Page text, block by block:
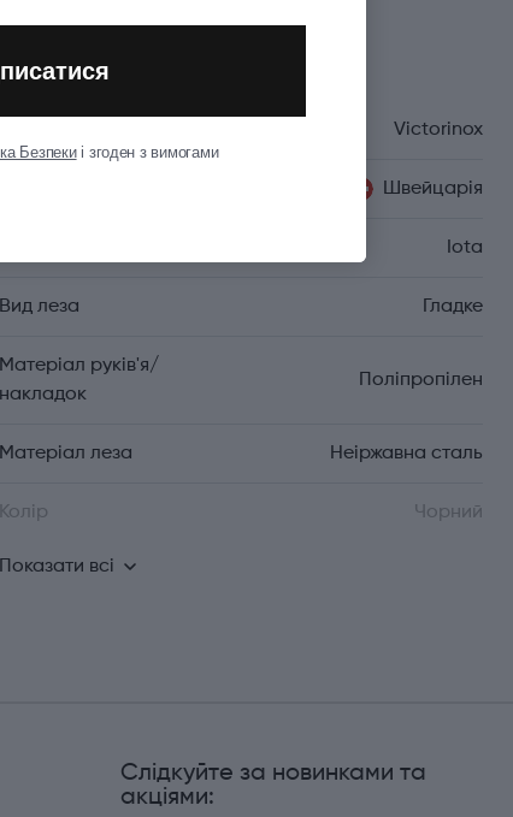
Характеристики
Victorinox
Швейцарія
Iota
Вид леза Гладке
Матеріал руків'я/
накладок
Поліпропілен
Матеріал леза Неіржавна сталь
Колір Чорний
Показати всі
Слідкуйте за новинками та
акціями:
Безпекиі згоден з вимогами